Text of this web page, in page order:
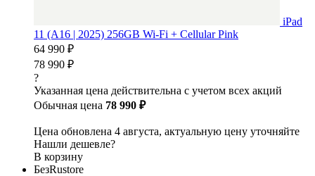
iPad
11 (A16 | 2025) 256GB Wi-Fi + Cellular Pink
64 990 ₽
78 990 ₽
?
Указанная цена действительна с учетом всех акций
Обычная цена 78 990 ₽
Цена обновлена 4 августа, актуальную цену уточняйте
Нашли дешевле?
В корзину
БезRustore